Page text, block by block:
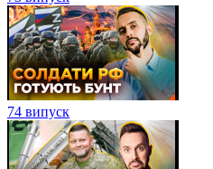
74 випуск